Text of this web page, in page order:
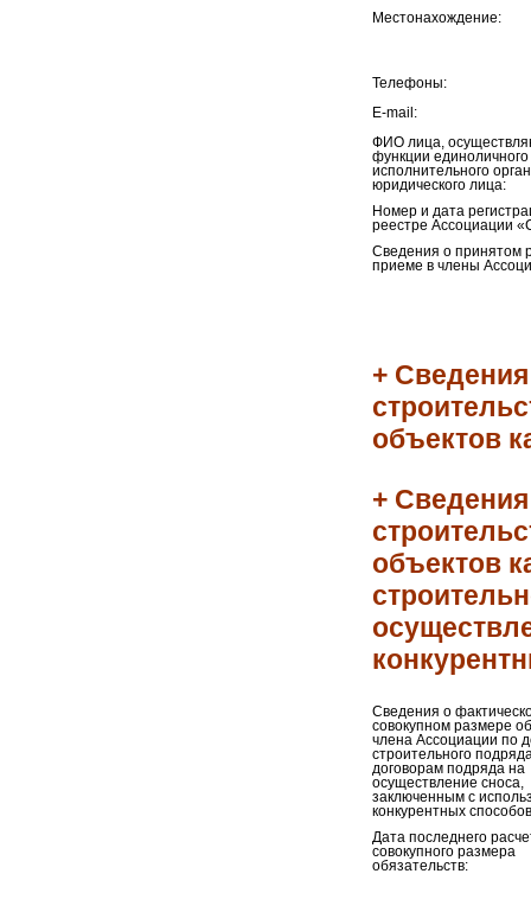
Местонахождение:
Телефоны:
E-mail:
ФИО лица,
функции единоличного
исполнительного
юридического лица:
Номер и дата
реестре Ассоциации
Сведения о принятом
приеме в члены
+
объектов
+
объектов
Сведения о
совокупном размере
члена Ассоциации по
строительного
договорам подряда на
осуществление сноса,
заключенным с
конкурентных
Дата последнего
совокупного размера
обязательств: